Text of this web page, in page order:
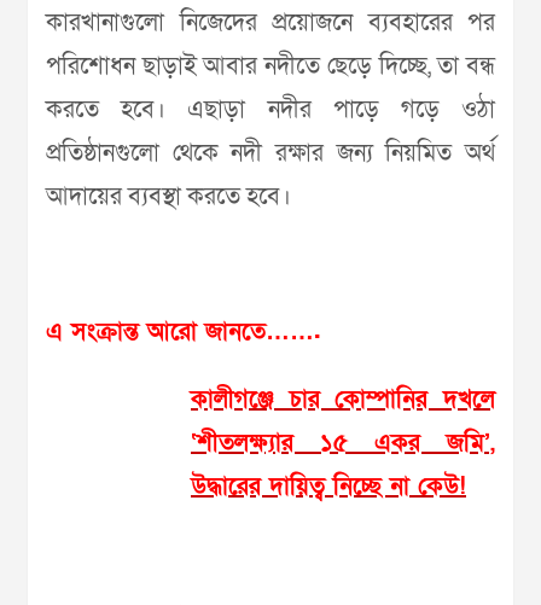
কারখানাগুলো নিজেদের প্রয়োজনে ব্যবহারের পর
পরিশোধন ছাড়াই আবার নদীতে ছেড়ে দিচ্ছে, তা বন্ধ
করতে হবে। এছাড়া নদীর পাড়ে গড়ে ওঠা
প্রতিষ্ঠানগুলো থেকে নদী রক্ষার জন্য নিয়মিত অর্থ
আদায়ের ব্যবস্থা করতে হবে।
এ সংক্রান্ত আরো জানতে…….
কালীগঞ্জে চার কোম্পানির দখলে
‘শীতলক্ষ্যার ১৫ একর জমি’,
উদ্ধারের দায়িত্ব নিচ্ছে না কেউ!